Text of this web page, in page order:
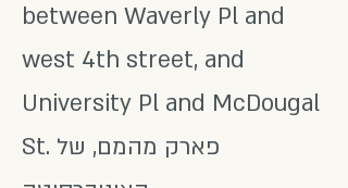
between Waverly Pl and
west 4th street, and
University Pl and McDougal
St. פארק מהמם, של